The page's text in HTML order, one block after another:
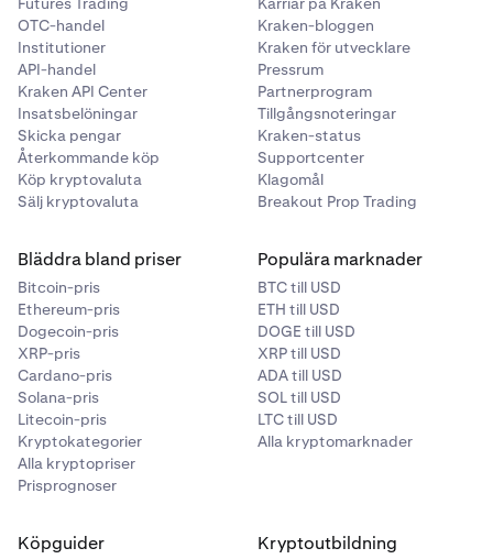
OTC-handel
Institutioner
API-handel
Kraken API Center
Insatsbelöningar
Skicka pengar
Återkommande köp
Köp kryptovaluta
Sälj kryptovaluta
Kraken-bloggen
Kraken för utvecklare
Pressrum
Partnerprogram
Tillgångsnoteringar
Kraken-status
Supportcenter
Klagomål
Breakout Prop Trading
Bläddra bland priser
Bitcoin-pris
Ethereum-pris
Dogecoin-pris
XRP-pris
Cardano-pris
Solana-pris
Litecoin-pris
Kryptokategorier
Alla kryptopriser
Prisprognoser
Populära marknader
BTC till USD
ETH till USD
DOGE till USD
XRP till USD
ADA till USD
SOL till USD
LTC till USD
Alla kryptomarknader
Köpguider Kryptoutbildning